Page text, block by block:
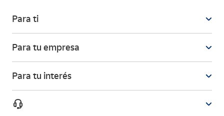
Para ti
Para tu empresa
Para tu interés